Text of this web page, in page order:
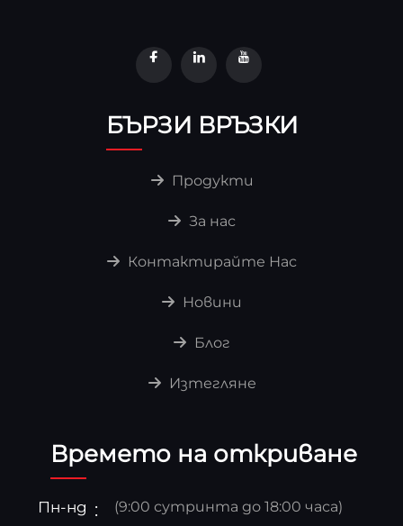
БЪРЗИ ВРЪЗКИ
Продукти
За нас
Контактирайте Нас
Новини
Блог
Изтегляне
Времето на откриване
Пн-нд (9:00 сутринта до 18:00 часа)